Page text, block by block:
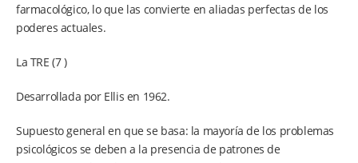
farmacológico, lo que las convierte en aliadas perfectas de los
poderes actuales.
La TRE (7 )
Desarrollada por Ellis en 1962.
Supuesto general en que se basa: la mayoría de los problemas
psicológicos se deben a la presencia de patrones de